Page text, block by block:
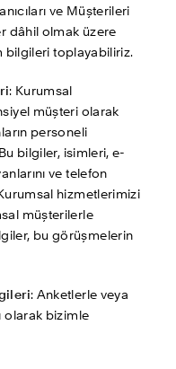
ve Müşterileri
dâhil olmak üzere
bilgileri toplayabiliriz.
: Kurumsal
müşteri olarak
personeli
bilgiler, isimleri, e-
ve telefon
hizmetlerimizi
müşterilerle
bu görüşmelerin
: Anketlerle veya
olarak bizimle